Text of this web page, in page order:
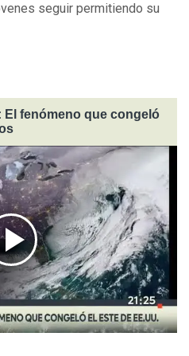
seguir permitiendo su
El fenómeno que congeló